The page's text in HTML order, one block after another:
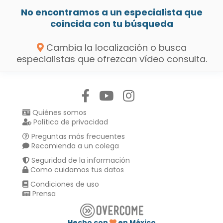
No encontramos a un especialista que
coincida con tu búsqueda
Cambia la localización o busca
especialistas que ofrezcan vídeo consulta.
Quiénes somos
Política de privacidad
Preguntas más frecuentes
Recomienda a un colega
Seguridad de la información
Como cuidamos tus datos
Condiciones de uso
Prensa